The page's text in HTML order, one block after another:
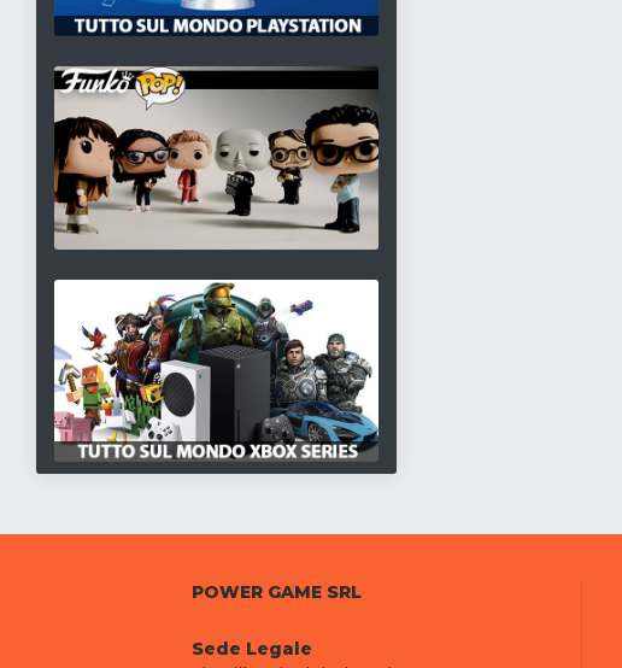
POWER GAME SRL
Sede Legale